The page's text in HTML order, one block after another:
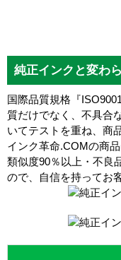
純正インクと変わ
国際品質規格『
質だけでなく、不具合
いてテストを重ね、商
インク革命.COMの商
類似度90％以上・不良
ので、自信を持ってお